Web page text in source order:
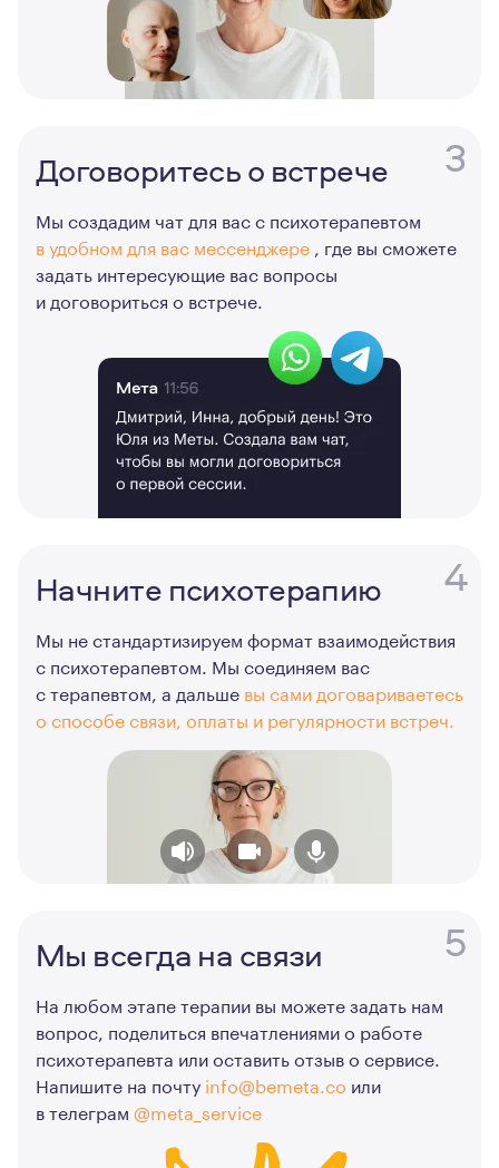
3
Договоритесь о встрече
Мы создадим чат для вас с психотерапевтом
в удобном для вас мессенджере , где вы сможете
задать интересующие вас вопросы
и договориться о встрече.
4
Начните психотерапию
Мы не стандартизируем формат взаимодействия
с психотерапевтом. Мы соединяем вас
с терапевтом, а дальше вы сами договариваетесь
о способе связи, оплаты и регулярности встреч.
5
Мы всегда на связи
На любом этапе терапии вы можете задать нам
вопрос, поделиться впечатлениями о работе
психотерапевта или оставить отзыв о сервисе.
Напишите на почту info@bemeta.co или
в телеграм @meta_service